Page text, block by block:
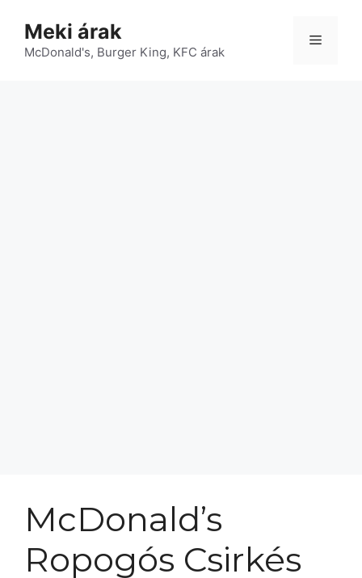
tartalomba
Meki árak
McDonald's, Burger King, KFC árak
Menü
McDonald’s
Ropogós Csirkés